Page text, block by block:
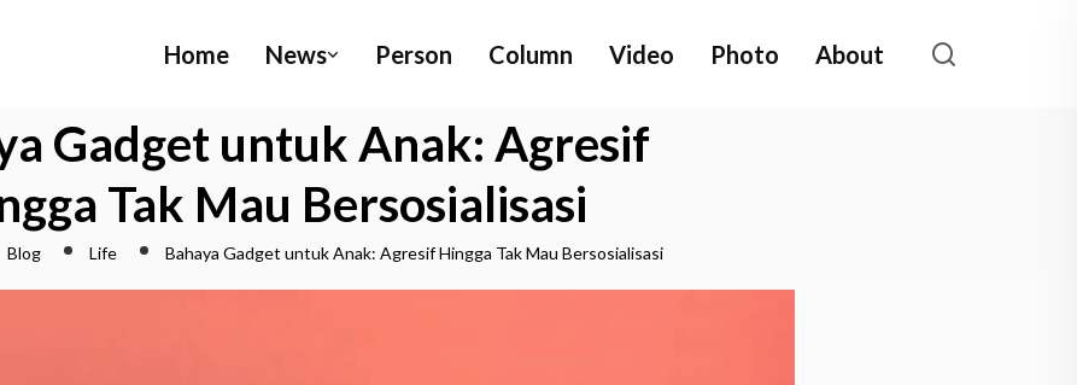
Home News Person Column Video Photo About
Gadget untuk Anak: Agresif
Tak Mau Bersosialisasi
Blog Life Bahaya Gadget untuk Anak: Agresif Hingga Tak Mau Bersosialisasi